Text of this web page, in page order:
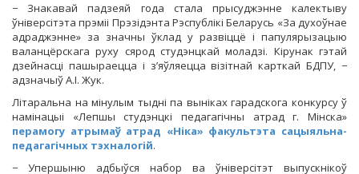
− Знакавай падзеяй года стала прысуджэнне калектыву
ўніверсітэта прэміі Прэзідэнта Рэспублікі Беларусь «За духоўнае
адраджэнне» за значны ўклад у развіццё і папулярызацыю
валанцёрскага руху сярод студэнцкай моладзі. Кірунак гэтай
дзейнасці пашыраецца і з’яўляецца візітнай карткай БДПУ, −
адзначыў А.І. Жук.
Літаральна на мінулым тыдні па выніках гарадскога конкурсу ў
намінацыі «Лепшы студэнцкі педагагічны атрад г. Мінска»
перамогу атрымаў атрад «Ніка» факультэта сацыяльна-
педагагічных тэхналогій.
− Упершыню адбыўся набор ва ўніверсітэт выпускнікоў